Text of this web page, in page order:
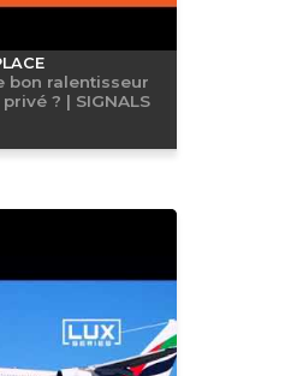
bon ralentisseur
? | SIGNALS